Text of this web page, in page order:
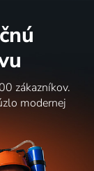
zákazníkov.
modernej